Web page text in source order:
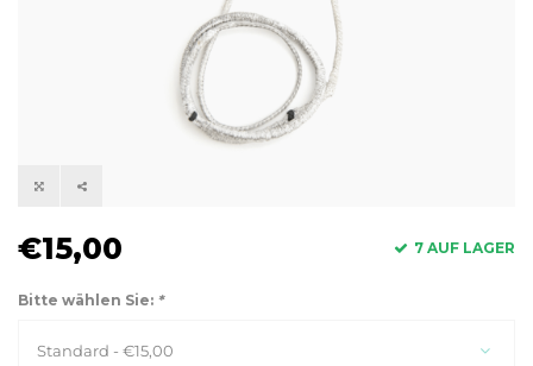
€15,00 7 AUF LAGER
Bitte wählen Sie: *
Standard - €15,00